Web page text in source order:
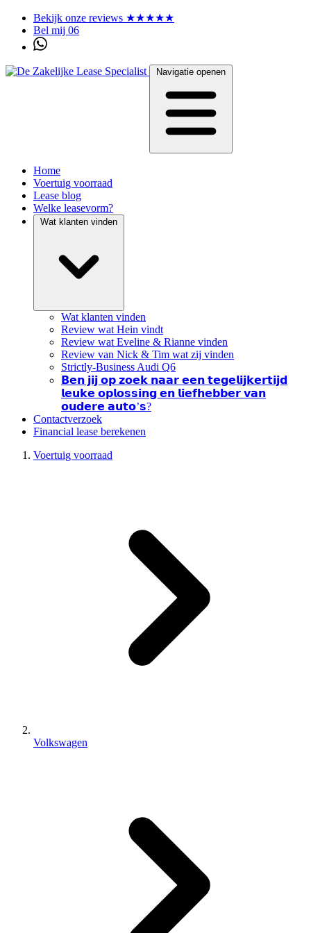
Bekijk onze reviews ★★★★★
Bel mij 06
Navigatie openen
Home
Voertuig voorraad
Lease blog
Welke leasevorm?
Wat klanten vinden
Wat klanten vinden
Review wat Hein vindt
Review wat Eveline & Rianne vinden
Review van Nick & Tim wat zij vinden
Strictly-Business Audi Q6
𝗕𝗲𝗻 𝗷𝗶𝗷 𝗼𝗽 𝘇𝗼𝗲𝗸 𝗻𝗮𝗮𝗿 𝗲𝗲𝗻 𝘁𝗲𝗴𝗲𝗹𝗶𝗷𝗸𝗲𝗿𝘁𝗶𝗷𝗱
𝗹𝗲𝘂𝗸𝗲 𝗼𝗽𝗹𝗼𝘀𝘀𝗶𝗻𝗴 𝗲𝗻 𝗹𝗶𝗲𝗳𝗵𝗲𝗯𝗯𝗲𝗿 𝘃𝗮𝗻
𝗼𝘂𝗱𝗲𝗿𝗲 𝗮𝘂𝘁𝗼’𝘀?
Contactverzoek
Financial lease berekenen
Voertuig voorraad
Volkswagen